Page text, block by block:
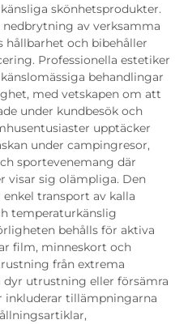
skönhetsprodukter.
av verksamma
hållbarhet och bibehåller
Professionella estetiker
behandlingar
med vetskapen om att
under kundbesök och
upptäcker
under campingresor,
sportevenemang där
visar sig olämpliga. Den
transport av kalla
temperaturkänslig
behålls för aktiva
film, minneskort och
från extrema
utrustning eller försämra
inkluderar tillämpningarna